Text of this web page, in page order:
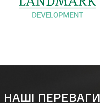
НАШІ ПЕРЕВАГИ